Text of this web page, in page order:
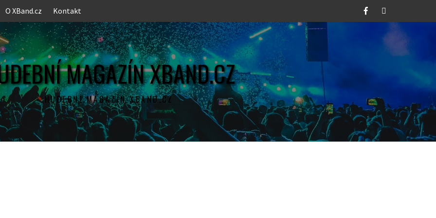
O XBand.cz Kontakt FacebookTwitter
MAGAZÍN XBAND.CZ
HUDEBNÍ MAGAZÍN XBAND.CZ